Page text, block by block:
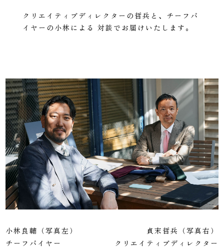
クリエイティブディレクターの哲兵と、チーフバ
イヤーの小林による 対談でお届けいたします。
小林良輔（写真左）
チーフバイヤー
貞末哲兵（写真右）
クリエイティブディレクター